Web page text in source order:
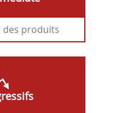
des produits